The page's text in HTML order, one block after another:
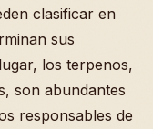
clasificar en
sus
los terpenos,
son abundantes
responsables de